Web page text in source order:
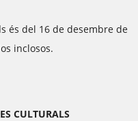
és del 16 de desembre de
inclosos.
CULTURALS